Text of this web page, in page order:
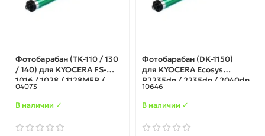
Фотобарабан (TK-110 / 130
/ 140) для KYOCERA FS-
1016 / 1028 / 1128MFP /
1100 / 1300D (Тайвань)
04073
В наличии ✓
Фотобарабан (DK-1150)
для KYOCERA Ecosys
P2235dn / 2235dn / 2040dn
/ 2040dn / 2540dn /
2540dw / 2135dn / 2635dn
2640idw / 2335d / 2335dn /
2335dw
10646
В наличии ✓